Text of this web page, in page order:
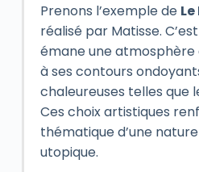
Prenons l’exemple de
réalisé par Matisse.
émane une
à ses contours
chaleureuses telles que
Ces choix artistiques
thématique d’une
utopique.